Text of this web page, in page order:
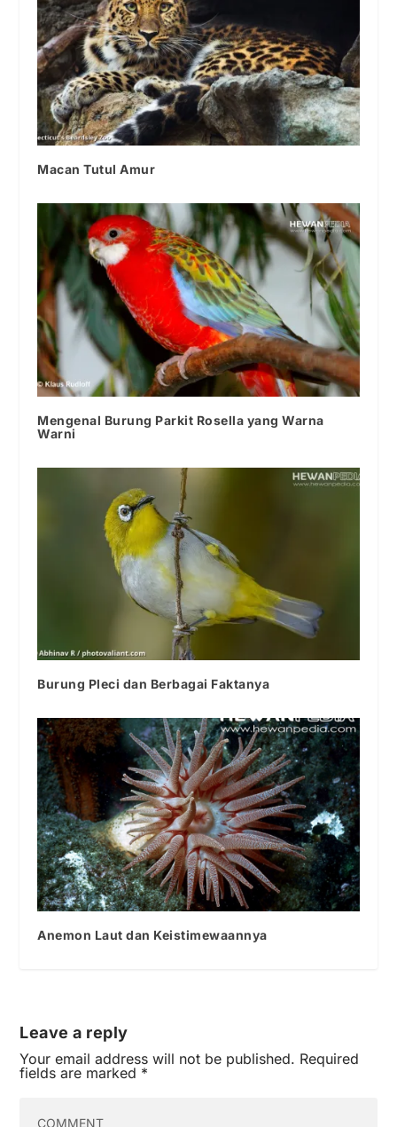
Macan Tutul Amur
Mengenal Burung Parkit Rosella yang Warna
Warni
Burung Pleci dan Berbagai Faktanya
Anemon Laut dan Keistimewaannya
Leave a reply
Your email address will not be published. Required
fields are marked *